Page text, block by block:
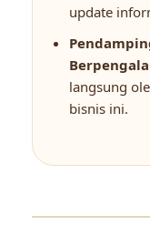
update
langsung
bisnis ini.